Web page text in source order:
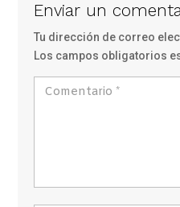
Enviar un
Tu dirección de correo
Los campos obligatorios